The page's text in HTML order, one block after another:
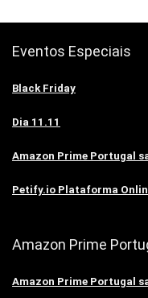
Eventos Especiais
Black Friday
Dia 11.11
Amazon Prime Portugal
Petify.io Plataforma
Amazon Prime
Amazon Prime Portugal